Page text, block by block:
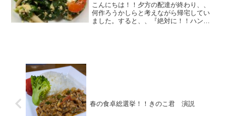
こんにちは！！夕方の配達が終わり、、
何作ろうかしらと考えながら帰宅してい
ました。すると、、『絶対に！！ハンバ
春の食卓総選挙！！きのこ君 演説